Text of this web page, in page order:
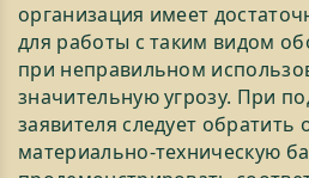
организация имеет
для работы с таким видом
при неправильном
значительную угрозу. При
заявителя следует
материально-техническую